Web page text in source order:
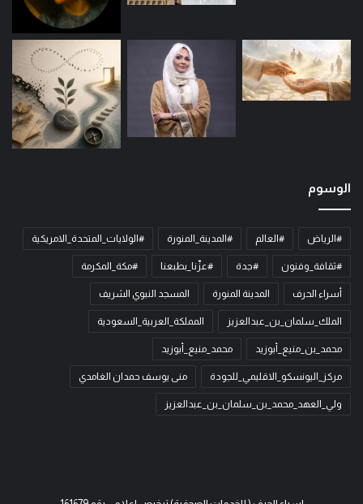
الوسوم
#الرياض #العالم #المدينة_المنورة #الولايات_المتحدة_الامريكية
#ثقافة_وفنون #جدة #عزّنا_بطبعنا #مكة_المكرمة
أسراء الحرف المدينة المنورة المسجد النبوي الشريف
الملك_سلمان_بن_عبدالعزيز المملكة_العربية_السعودية
محمد_بن_منيع_أبوزيد محمد_منيع_أبوزيد
مركز_اليونسكو_الاقليمي_للجودة منى يوسف حمدان الغامدي
ولي_العهد_محمد_بن_سلمان_بن_عبدالعزيز